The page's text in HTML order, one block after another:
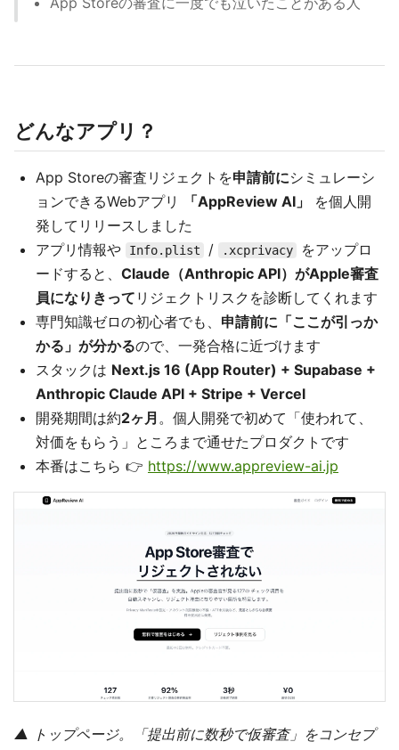
どんなアプリ？
App Storeの審査リジェクトを申請前にシミュレーシ
ョンできるWebアプリ
「AppReview AI」
を個人開
発してリリースしました
アプリ情報や
Info.plist / .xcprivacy
をアップロ
ードすると、 Claude（Anthropic API）がApple審査
員になりきって リジェクトリスクを診断してくれます
専門知識ゼロの初心者でも、 申請前に「ここが引っか
かる」が分かるので、一発合格に近づけます
スタックは Next.js 16 (App Router) + Supabase +
Anthropic Claude API + Stripe + Vercel
開発期間は約2ヶ月 。個人開発で初めて「使われて、
対価をもらう」ところまで通せたプロダクトです
本番はこちら 👉 https://www.appreview-ai.jp
▲ トップページ。「提出前に数秒で仮審査」をコンセプ